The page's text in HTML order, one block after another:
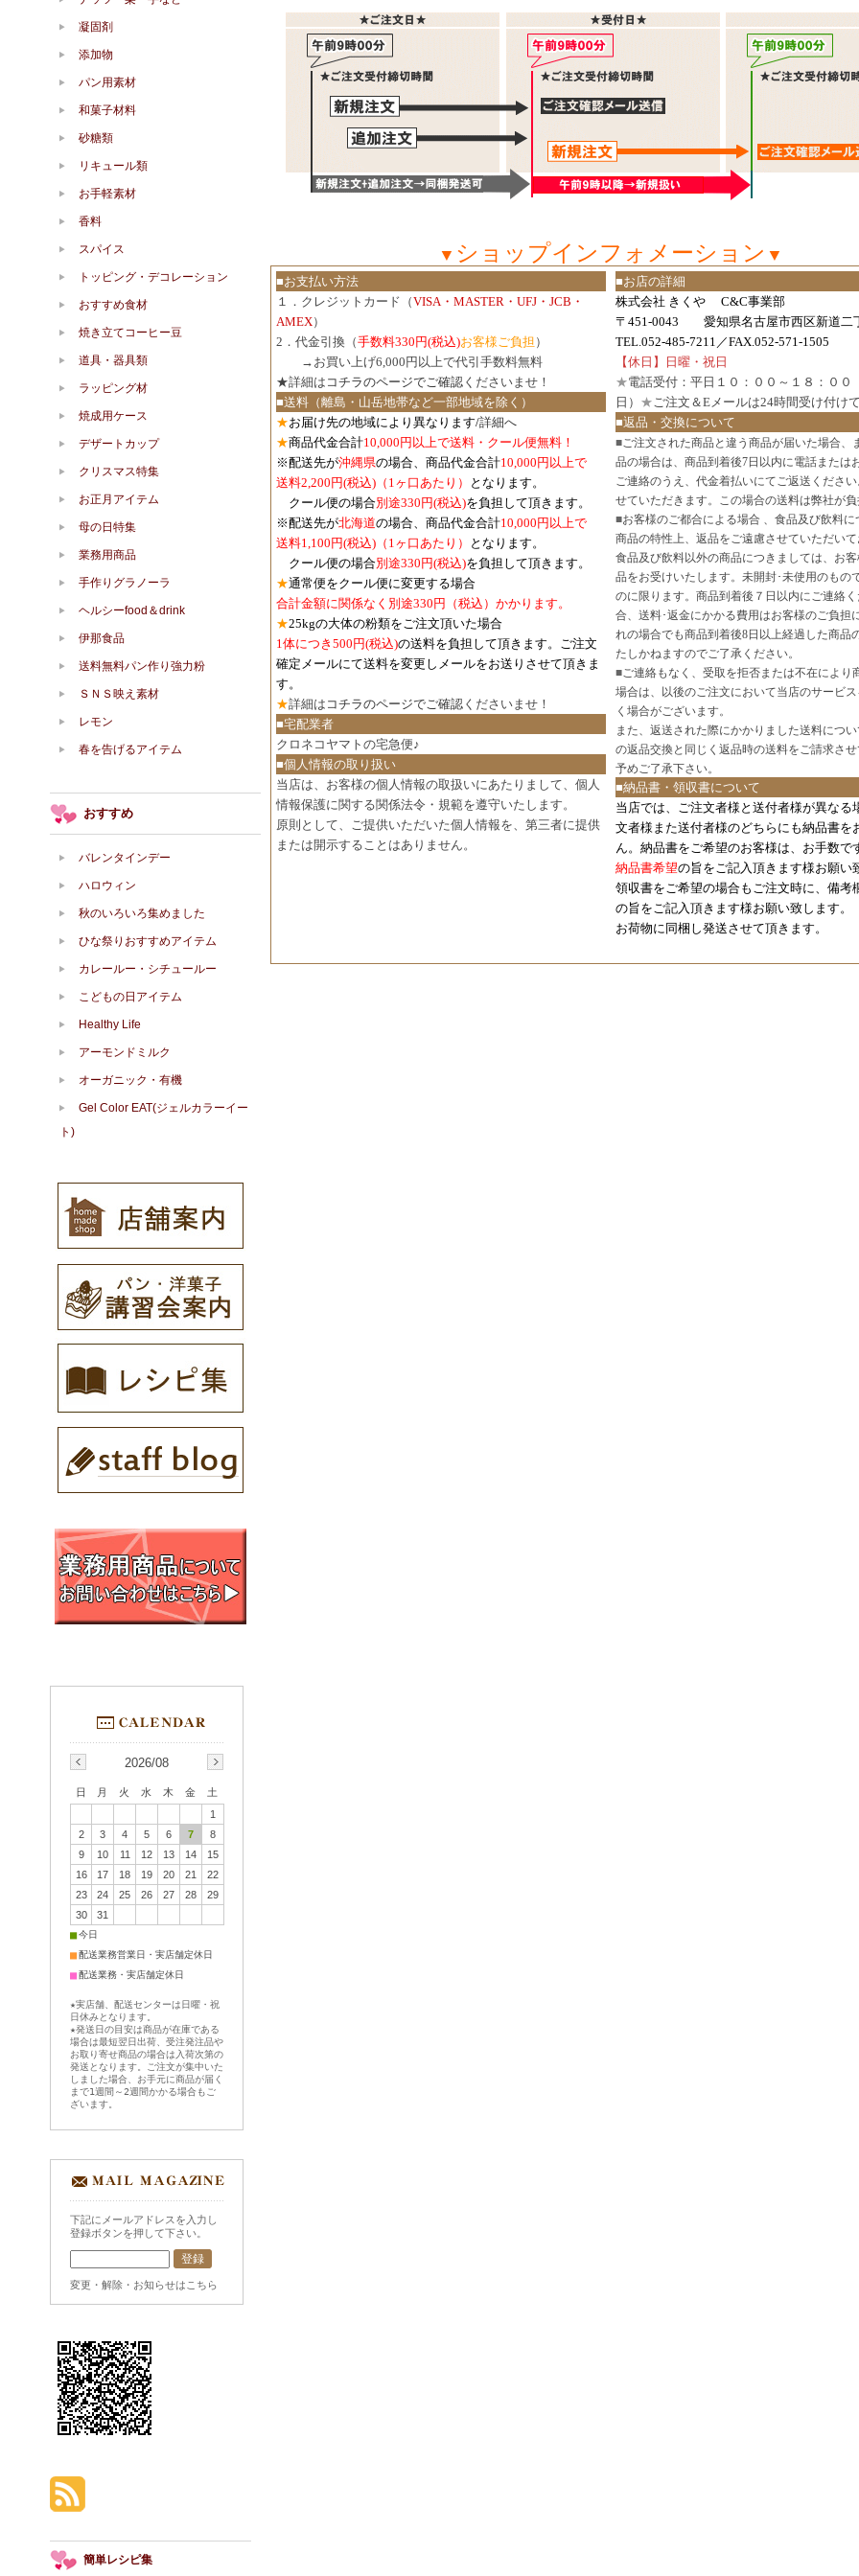
▼ ショップインフォメーション ▼
■お支払い方法
１．クレジットカード（VISA・MASTER・UFJ・JCB・
AMEX）
2．代金引換（手数料330円(税込)お客様ご負担 ）
→お買い上げ6,000円以上で代引手数料無料
★詳細は コチラのページでご確認 くださいませ！
■送料（離島・山岳地帯など一部地域を除く）
★お届け先の地域により異なります/詳細へ
★商品代金合計10,000円以上で送料・クール便無料！
※配送先が沖縄県の場合、商品代金合計10,000円以上で
送料2,200円(税込)（1ヶ口あたり）
となります。
クール便の場合別途330円(税込)を負担して頂きます。
※配送先が北海道の場合、商品代金合計10,000円以上で
送料1,100円(税込) （1ヶ口あたり）
となります。
クール便の場合別途330円(税込)を負担して頂きます。
★通常便をクール便に変更する場合
合計金額に関係なく別途330円（税込）かかります。
★25kgの大体の粉類をご注文頂いた場合
1体につき500円(税込)の送料を負担して頂きます。ご注文
確定メールにて送料を変更しメールをお送りさせて頂きま
す。
★詳細は コチラのページでご確認 くださいませ！
■宅配業者
クロネコヤマトの宅急便♪
■個人情報の取り扱い
当店は、お客様の個人情報の取扱いにあたりまして、個人
情報保護に関する関係法令・規範を遵守いたします。
原則として、ご提供いただいた個人情報を、第三者に提供
または開示することはありません。
■お店の詳細
株式会社 きくや C&C事業部
〒451-0043 愛知県名古屋市西区新道二
TEL.052-485-7211／FAX.052-571-1505
【休日】日曜・祝日
★電話受付：平日１０：００～１８：００
日） ★ご注文＆Eメールは24時間受け付け
■返品・交換について
■ご注文された商品と違う商品が届いた場合、
品の場合は、商品到着後7日以内に電話または
ご連絡のうえ、代金着払いにてご返送くださ
せていただきます。この場合の送料は弊社が負
■お客様のご都合による場合 、食品及び飲料に
商品の特性上、返品をご遠慮させていただいて
食品及び飲料以外の商品につきましては、お
品をお受けいたします。未開封･未使用のもの
のに限ります。商品到着後７日以内にご連絡
合、送料･返金にかかる費用はお客様のご負担
れの場合でも商品到着後8日以上経過した商品
たしかねますのでご了承ください。
■ご連絡もなく、受取を拒否または不在により
場合は、以後のご注文において当店のサービ
く場合がございます。
また、返送された際にかかりました送料につ
の返品交換と同じく返品時の送料をご請求さ
予めご了承下さい。
■納品書・領収書について
当店では、ご注文者様と送付者様が異なる
文者様また送付者様のどちらにも納品書を
ん。納品書をご希望のお客様は、お手数で
納品書希望の旨をご記入頂きます様お願い
領収書をご希望の場合もご注文時に、備考
の旨をご記入頂きます様お願い致します。
お荷物に同梱し発送させて頂きます。
凝固剤
添加物
パン用素材
和菓子材料
砂糖類
リキュール類
お手軽素材
香料
スパイス
トッピング・デコレーション
おすすめ食材
焼き立てコーヒー豆
道具・器具類
ラッピング材
焼成用ケース
デザートカップ
クリスマス特集
お正月アイテム
母の日特集
業務用商品
手作りグラノーラ
ヘルシーfood＆drink
伊那食品
送料無料パン作り強力粉
ＳＮＳ映え素材
レモン
春を告げるアイテム
おすすめ
バレンタインデー
ハロウィン
秋のいろいろ集めました
ひな祭りおすすめアイテム
カレールー・シチュールー
こどもの日アイテム
Healthy Life
アーモンドミルク
オーガニック・有機
Gel Color EAT(ジェルカラーイー
ト)
2026/08
日 月 火 水 木 金
土
1
2
3 4 5 6 7
8
9
10 11 12 13 14
15
16
17 18 19 20 21
22
23
24 25 26 27 28
29
30
31
■今日
■配送業務営業日・実店舗定休日
■配送業務・実店舗定休日
★実店舗、配送センターは日曜・祝
日休みとなります。
★発送日の目安は商品が在庫である
場合は最短翌日出荷、受注発注品や
お取り寄せ商品の場合は入荷次第の
発送となります。ご注文が集中いた
しました場合、お手元に商品が届く
まで1週間～2週間かかる場合もご
ざいます。
下記にメールアドレスを入力し
登録ボタンを押して下さい。
変更・解除・お知らせはこちら
簡単レシピ集